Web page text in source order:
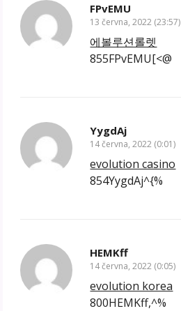
FPvEMU
13 června, 2022 (23:57)
에볼루션롤렛
855FPvEMU[<@
YygdAj
14 června, 2022 (0:01)
evolution casino
854YygdAj^{%
HEMKff
14 června, 2022 (0:05)
evolution korea
800HEMKff,^%